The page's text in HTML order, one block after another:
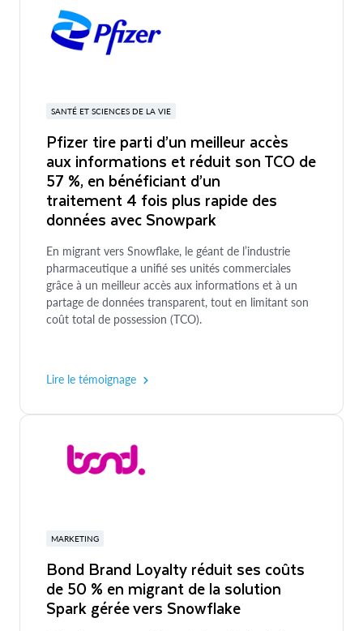
SANTÉ ET SCIENCES DE LA VIE
Pfizer tire parti d’un meilleur accès
aux informations et réduit son TCO de
57 %, en bénéficiant d’un
traitement 4 fois plus rapide des
données avec Snowpark
En migrant vers Snowflake, le géant de l’industrie
pharmaceutique a unifié ses unités commerciales
grâce à un meilleur accès aux informations et à un
partage de données transparent, tout en limitant son
coût total de possession (TCO).
Lire le témoignage
MARKETING
Bond Brand Loyalty réduit ses coûts
de 50 % en migrant de la solution
Spark gérée vers Snowflake